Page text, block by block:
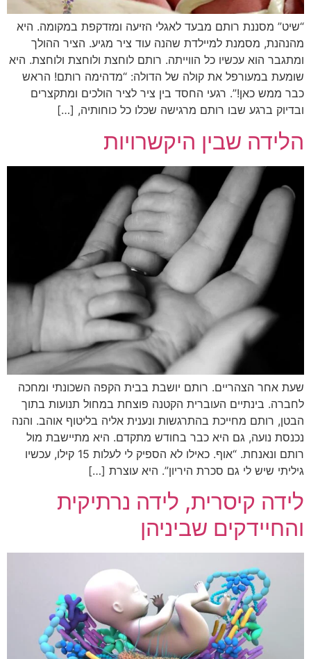
“שיט” מסננת רותם מבעד לאגלי הזיעה ומזדקפת במקומה. היא
מהנהנת, מסמנת למיילדת שהנה עוד ציר מגיע. הציר ההולך
ומתגבר הוא עכשיו כל הווייתה. רותם לוחצת ולוחצת ולוחצת. היא
שומעת במעורפל את קולה של הדולה: “מדהימה רותם! הראש
כבר ממש כאן!”. רגעי החסד בין ציר לציר הולכים ומתקצרים
ובדיוק ברגע שבו רותם מרגישה שכלו כל כוחותיה, […]
הלידה שבין היקשרויות
שעת אחר הצהריים. רותם יושבת בבית הקפה השכונתי ומחכה
לחברה. בינתיים העוברית הקטנה פוצחת במחול תנועות בתוך
הבטן, רותם מחייכת בהתרגשות ונענית אליה בליטוף אוהב. והנה
נכנסת נועה, גם היא כבר בחודש מתקדם. היא מתיישבת מול
רותם ונאנחת. “אוף. כאילו לא הספיק לי לעלות 15 קילו, עכשיו
גיליתי שיש לי גם סכרת היריון”. היא עוצרת […]
לידה קיסרית, לידה נרתיקית
והחיידקים שביניהן